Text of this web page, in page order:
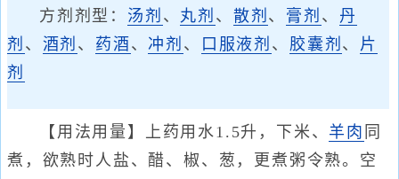
方剂剂型： 汤剂 、 丸剂 、 散剂 、 膏剂 、 丹
剂 、 酒剂 、 药酒 、 冲剂 、 口服液剂 、 胶囊剂 、 片
剂
【用法用量】上药用水1.5升，下米、 羊肉 同
煮，欲熟时人盐、醋、椒、葱，更煮粥令熟。空